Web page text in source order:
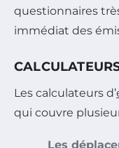
questionnaires
immédiat des
Les calculateurs d’
qui couvre
Les